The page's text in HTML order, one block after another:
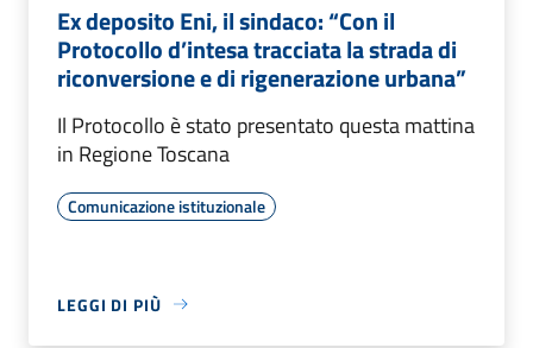
Ex deposito Eni, il sindaco: “Con il
Protocollo d’intesa tracciata la strada di
riconversione e di rigenerazione urbana”
Il Protocollo è stato presentato questa mattina
in Regione Toscana
Comunicazione istituzionale
LEGGI DI PIÙ